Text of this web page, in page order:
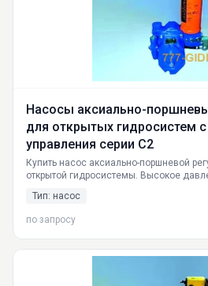
Насосы аксиально-
для открытых гидросистем
управления серии С2
Купить насос аксиально-поршневой
открытой гидросистемы. Высокое
Технические характеристики, габариты,
Тип: насос
по запросу